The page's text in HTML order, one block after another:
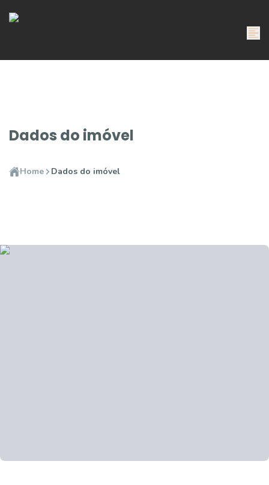
Dados do imóvel
Home Dados do imóvel